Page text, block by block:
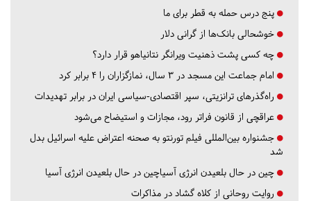
پنج درس‌ حمله به قطر برای ما
خوشحالی بانک‌ها از گرانی دلار
چه کسی پشت ذهنیت ویرانگر نتانیاهو قرار دارد؟
امام جماعت این مسجد در ۳ سال، نمازگزاران را ۴ برابر کرد
راه‌گذرهای ترانزیتی، سپر اقتصادی-سیاسی ایران در برابر تهدیدات
عراقچی از قانون فراتر رود، مجازات و استیضاح می‌شود
جشنواره بین‌المللی فیلم تورنتو به صحنه اعتراض علیه اسرائیل بدل
شد
چین در حال بلعیدن انرژی آسیاچین در حال بلعیدن انرژی آسیا
روایت روحانی از کلاه گشاد در مذاکرات